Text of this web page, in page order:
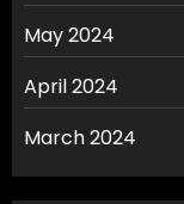
May 2024
April 2024
March 2024